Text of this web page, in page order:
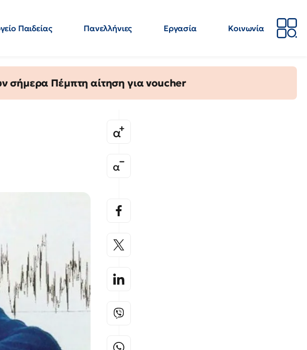
Παιδείας Πανελλήνιες Εργασία
Κοινωνία
σήμερα Πέμπτη αίτηση για voucher